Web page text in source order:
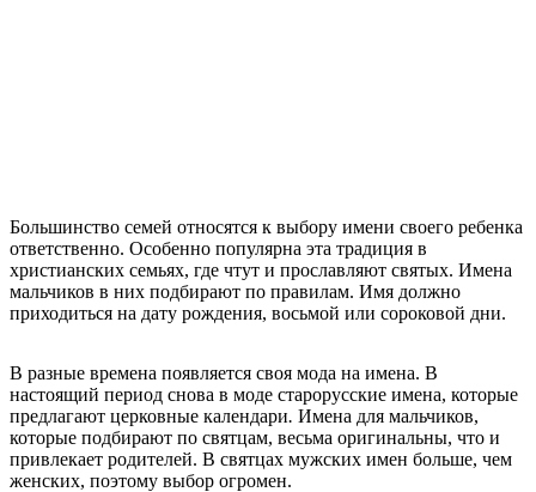
Большинство семей относятся к выбору имени своего ребенка
ответственно. Особенно популярна эта традиция в
христианских семьях, где чтут и прославляют святых. Имена
мальчиков в них подбирают по правилам. Имя должно
приходиться на дату рождения, восьмой или сороковой дни.
В разные времена появляется своя мода на имена. В
настоящий период снова в моде старорусские имена, которые
предлагают церковные календари. Имена для мальчиков,
которые подбирают по святцам, весьма оригинальны, что и
привлекает родителей. В святцах мужских имен больше, чем
женских, поэтому выбор огромен.